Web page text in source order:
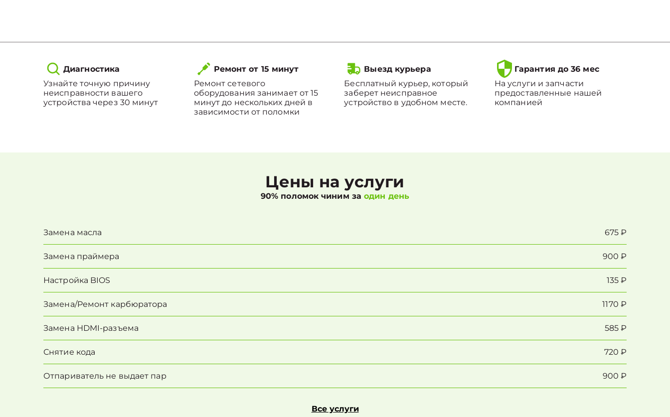
Диагностика
Узнайте точную причину
неисправности вашего
устройства через 30 минут
Ремонт от 15 минут
Ремонт сетевого
оборудования занимает от 15
минут до нескольких дней в
зависимости от поломки
Выезд курьера
Бесплатный курьер, который
заберет неисправное
устройство в удобном месте.
Гарантия до 36 мес
На услуги и запчасти
предоставленные нашей
компанией
Цены на услуги
90% поломок чиним заодин день
Замена масла 675 ₽
Замена праймера 900 ₽
Настройка BIOS 135 ₽
Замена/Pемонт карбюратора 1170 ₽
Замена HDMI-разъема 585 ₽
Снятие кода 720 ₽
Отпариватель не выдает пар 900 ₽
Все услуги